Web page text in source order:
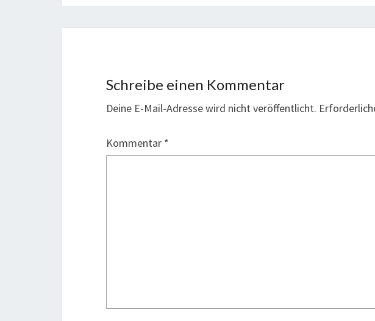
Schreibe einen Kommentar
Deine E-Mail-Adresse wird nicht veröffentlicht.
Kommentar *